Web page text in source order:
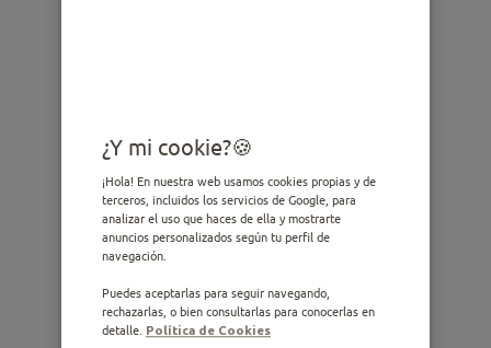
Infórmate sobre las vacunas:
comprueba cuáles con necesarias en el
lugar de destino.
Todo en su maleta:
incluye el arnés, la correa (y otra de
repuesto), su chapa identificativa, un bol,
un bebedero portátil, comida, su
¿Y mi cookie?
¡Hola! En nuestra web usamos cookies propias y de
terceros, incluidos los servicios de Google, para
analizar el uso que haces de ella y mostrarte
anuncios personalizados según tu perfil de
navegación.
Puedes aceptarlas para seguir navegando,
rechazarlas, o bien consultarlas para conocerlas en
detalle. Política de Cookies